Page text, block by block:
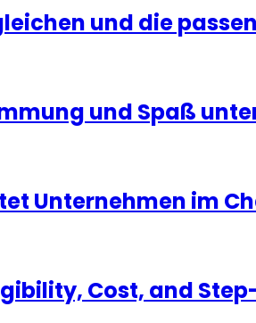
und die
und Spaß
Unternehmen im
Cost, and